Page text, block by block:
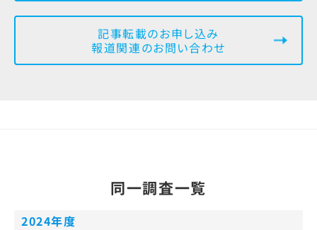
記事転載のお申し込み
報道関連のお問い合わせ
同一調査一覧
2024年度